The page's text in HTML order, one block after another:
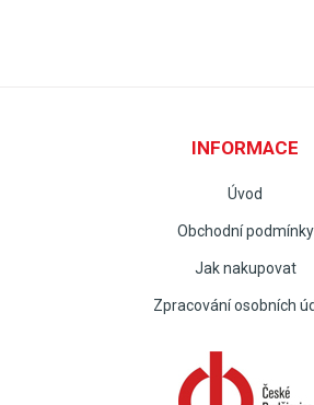
INFORMACE
Úvod
Obchodní podmínky
Jak nakupovat
Zpracování osobních